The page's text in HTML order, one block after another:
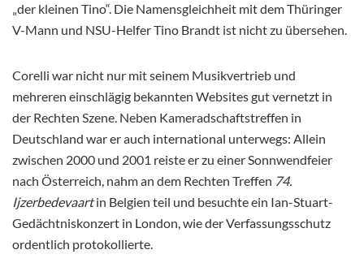
„der kleinen Tino“. Die Namensgleichheit mit dem Thüringer
V-Mann und NSU-Helfer Tino Brandt ist nicht zu übersehen.
Corelli war nicht nur mit seinem Musikvertrieb und
mehreren einschlägig bekannten Websites gut vernetzt in
der Rechten Szene. Neben Kameradschaftstreffen in
Deutschland war er auch international unterwegs: Allein
zwischen 2000 und 2001 reiste er zu einer Sonnwendfeier
nach Österreich, nahm an dem Rechten Treffen 74.
Ijzerbedevaartin Belgien teil und besuchte ein Ian-Stuart-
Gedächtniskonzert in London, wie der Verfassungsschutz
ordentlich protokollierte.